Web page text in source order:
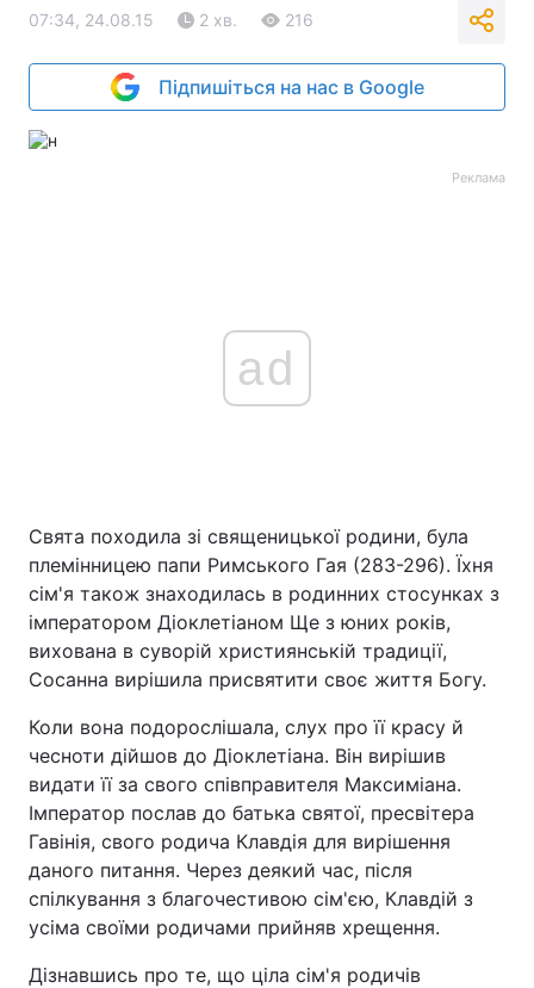
07:34, 24.08.15 2 хв. 216
Підпишіться на нас в Google
Реклама
ad
Свята походила зі священицької родини, була
племінницею папи Римського Гая (283-296). Їхня
сім'я також знаходилась в родинних стосунках з
імператором Діоклетіаном Ще з юних років,
вихована в суворій християнській традиції,
Сосанна вирішила присвятити своє життя Богу.
Коли вона подорослішала, слух про її красу й
чесноти дійшов до Діоклетіана. Він вирішив
видати її за свого співправителя Максиміана.
Імператор послав до батька святої, пресвітера
Гавінія, свого родича Клавдія для вирішення
даного питання. Через деякий час, після
спілкування з благочестивою сім'єю, Клавдій з
усіма своїми родичами прийняв хрещення.
Дізнавшись про те, що ціла сім'я родичів